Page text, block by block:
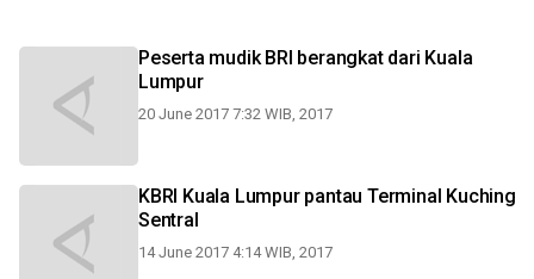
Peserta mudik BRI berangkat dari Kuala
Lumpur
20 June 2017 7:32 WIB, 2017
KBRI Kuala Lumpur pantau Terminal Kuching
Sentral
14 June 2017 4:14 WIB, 2017